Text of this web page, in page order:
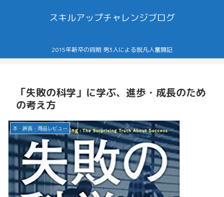
スキルアップチャレンジブログ
2015年新卒の同期 男3人による脱凡人奮闘記
「失敗の科学」に学ぶ、進歩・成長のため
の考え方
本・映画・商品レビュー